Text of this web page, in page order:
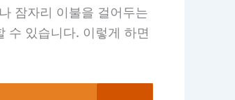
잠자리 이불을 걸어두는
수 있습니다. 이렇게 하면